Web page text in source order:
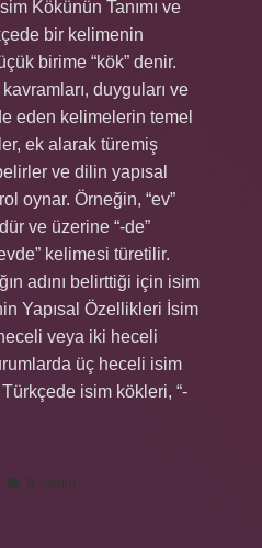
Kökünün Tanımı ve
bir kelimenin
birime “kök” denir.
duyguları ve
eden kelimelerin temel
ek alarak türemiş
ve dilin yapısal
oynar. Örneğin, “ev”
ve üzerine “-de”
kelimesi türetilir.
adını belirttiği için isim
Yapısal Özellikleri İsim
veya iki heceli
üç heceli isim
isim kökleri, “-
8 Yorum